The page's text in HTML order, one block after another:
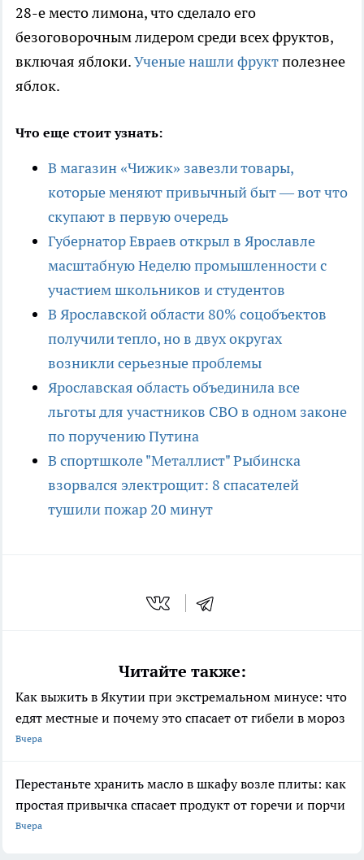
28-е место лимона, что сделало его
безоговорочным лидером среди всех фруктов,
включая яблоки.Ученые нашли фруктполезнее
яблок.
Что еще стоит узнать:
В магазин «Чижик» завезли товары,
которые меняют привычный быт — вот что
скупают в первую очередь
Губернатор Евраев открыл в Ярославле
масштабную Неделю промышленности с
участием школьников и студентов
В Ярославской области 80% соцобъектов
получили тепло, но в двух округах
возникли серьезные проблемы
Ярославская область объединила все
льготы для участников СВО в одном законе
по поручению Путина
В спортшколе "Металлист" Рыбинска
взорвался электрощит: 8 спасателей
тушили пожар 20 минут
Читайте также:
Как выжить в Якутии при экстремальном минусе: что
едят местные и почему это спасает от гибели в мороз
Вчера
Перестаньте хранить масло в шкафу возле плиты: как
простая привычка спасает продукт от горечи и порчи
Вчера